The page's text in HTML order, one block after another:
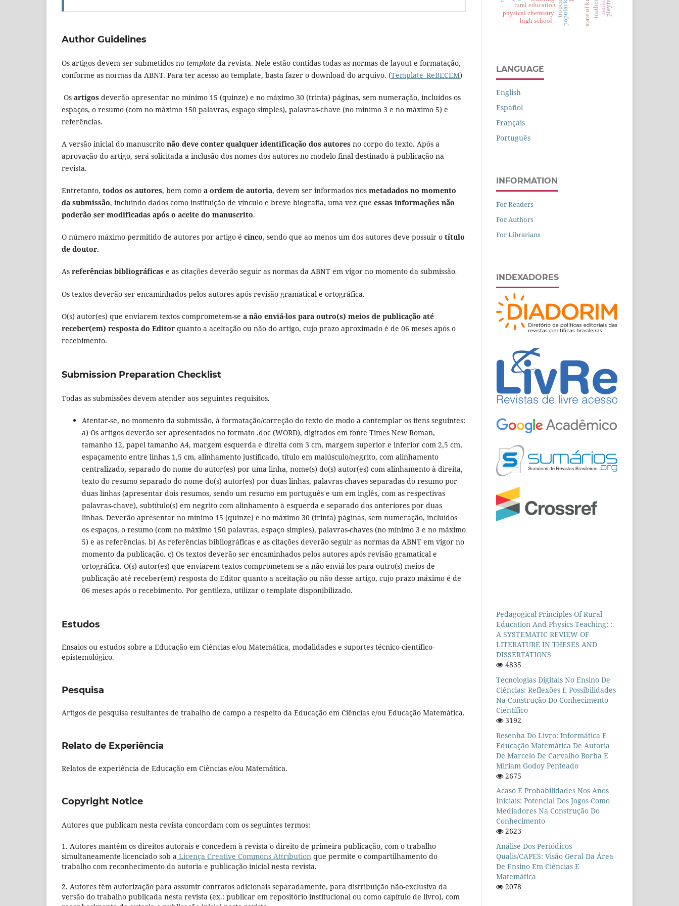
Author Guidelines
Os artigos devem ser submetidos no template da revista. Nele estão contidas todas as normas de layout e formatação,
conforme as normas da ABNT. Para ter acesso ao template, basta fazer o download do arquivo. (Template_ReBECEM)
Os artigos deverão apresentar no mínimo 15 (quinze) e no máximo 30 (trinta) páginas, sem numeração, incluídos os
espaços, o resumo (com no máximo 150 palavras, espaço simples), palavras-chave (no mínimo 3 e no máximo 5) e
referências.
A versão inicial do manuscrito não deve conter qualquer identificação dos autores no corpo do texto. Após a
aprovação do artigo, será solicitada a inclusão dos nomes dos autores no modelo final destinado à publicação na
revista.
Entretanto, todos os autores, bem como a ordem de autoria, devem ser informados nos metadados no momento
da submissão, incluindo dados como instituição de vínculo e breve biografia, uma vez que essas informações não
poderão ser modificadas após o aceite do manuscrito.
O número máximo permitido de autores por artigo é cinco, sendo que ao menos um dos autores deve possuir o título
de doutor.
As referências bibliográficas e as citações deverão seguir as normas da ABNT em vigor no momento da submissão.
Os textos deverão ser encaminhados pelos autores após revisão gramatical e ortográfica.
O(s) autor(es) que enviarem textos comprometem-se a não enviá-los para outro(s) meios de publicação até
receber(em) resposta do Editor quanto a aceitação ou não do artigo, cujo prazo aproximado é de 06 meses após o
recebimento.
Submission Preparation Checklist
Todas as submissões devem atender aos seguintes requisitos.
Atentar-se, no momento da submissão, à formatação/correção do texto de modo a contemplar os itens seguintes:
a) Os artigos deverão ser apresentados no formato .doc (WORD), digitados em fonte Times New Roman,
tamanho 12, papel tamanho A4, margem esquerda e direita com 3 cm, margem superior e inferior com 2,5 cm,
espaçamento entre linhas 1,5 cm, alinhamento justificado, título em maiúsculo/negrito, com alinhamento
centralizado, separado do nome do autor(es) por uma linha, nome(s) do(s) autor(es) com alinhamento à direita,
texto do resumo separado do nome do(s) autor(es) por duas linhas, palavras-chaves separadas do resumo por
duas linhas (apresentar dois resumos, sendo um resumo em português e um em inglês, com as respectivas
palavras-chave), subtítulo(s) em negrito com alinhamento à esquerda e separado dos anteriores por duas
linhas. Deverão apresentar no mínimo 15 (quinze) e no máximo 30 (trinta) páginas, sem numeração, incluídos
os espaços, o resumo (com no máximo 150 palavras, espaço simples), palavras-chaves (no mínimo 3 e no máximo
5) e as referências. b) As referências bibliográficas e as citações deverão seguir as normas da ABNT em vigor no
momento da publicação. c) Os textos deverão ser encaminhados pelos autores após revisão gramatical e
ortográfica. O(s) autor(es) que enviarem textos comprometem-se a não enviá-los para outro(s) meios de
publicação até receber(em) resposta do Editor quanto a aceitação ou não desse artigo, cujo prazo máximo é de
06 meses após o recebimento. Por gentileza, utilizar o template disponibilizado.
Estudos
Ensaios ou estudos sobre a Educação em Ciências e/ou Matemática, modalidades e suportes técnico-científico-
epistemológico.
Pesquisa
Artigos de pesquisa resultantes de trabalho de campo a respeito da Educação em Ciências e/ou Educação Matemática.
Relato de Experiência
Relatos de experiência de Educação em Ciências e/ou Matemática.
Copyright Notice
Autores que publicam nesta revista concordam com os seguintes termos:
1. Autores mantém os direitos autorais e concedem à revista o direito de primeira publicação, com o trabalho
simultaneamente licenciado sob a Licença Creative Commons Attribution que permite o compartilhamento do
trabalho com reconhecimento da autoria e publicação inicial nesta revista.
2. Autores têm autorização para assumir contratos adicionais separadamente, para distribuição não-exclusiva da
versão do trabalho publicada nesta revista (ex.: publicar em repositório institucional ou como capítulo de livro), com
rural education
physical chemistry
high school
LANGUAGE
English
Español
Français
Português
INFORMATION
For Readers
For Authors
For Librarians
INDEXADORES
Pedagogical Principles Of Rural
Education And Physics Teaching: :
A SYSTEMATIC REVIEW OF
LITERATURE IN THESES AND
DISSERTATIONS
4835
Tecnologias Digitais No Ensino De
Ciências: Reflexões E Possibilidades
Na Construção Do Conhecimento
Científico
3192
Resenha Do Livro: Informática E
Educação Matemática De Autoria
De Marcelo De Carvalho Borba E
Miriam Godoy Penteado
2675
Acaso E Probabilidades Nos Anos
Iniciais: Potencial Dos Jogos Como
Mediadores Na Construção Do
Conhecimento
2623
Análise Dos Periódicos
Qualis/CAPES: Visão Geral Da Área
De Ensino Em Ciências E
Matemática
2078